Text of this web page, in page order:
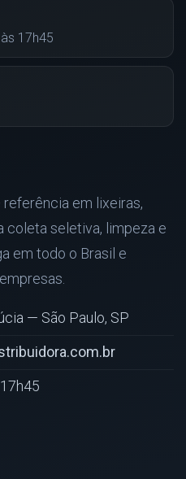
17h45
referência em lixeiras,
coleta seletiva, limpeza e
em todo o Brasil e
— São Paulo, SP